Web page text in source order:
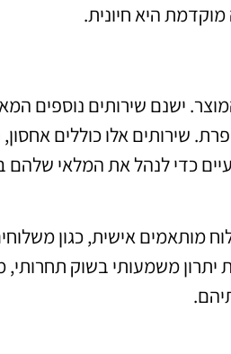
היא חיונית.
ישנם שירותים נוספים
שירותים אלו כוללים
כדי לנהל את המלאי
מותאמים אישית, כגון
יתרון משמעותי בשוק